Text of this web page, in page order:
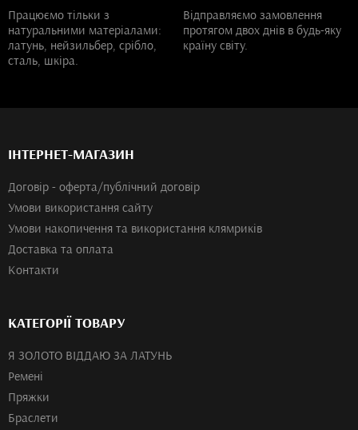
Працюємо тільки з
натуральними матеріалами:
латунь, нейзильбер, срібло,
сталь, шкіра.
Відправляємо замовлення
протягом двох днів в будь-яку
країну світу.
ІНТЕРНЕТ-МАГАЗИН
Договір - оферта/публічний договір
Умови використання сайту
Умови накопичення та використання клямриків
Доставка та оплата
Контакти
КАТЕГОРІЇ ТОВАРУ
Я ЗОЛОТО ВІДДАЮ ЗА ЛАТУНЬ
Ремені
Пряжки
Браслети